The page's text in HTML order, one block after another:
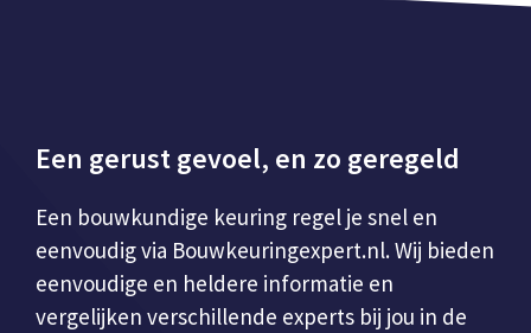
Een gerust gevoel, en zo geregeld
Een bouwkundige keuring regel je snel en
eenvoudig via Bouwkeuringexpert.nl. Wij bieden
eenvoudige en heldere informatie en
vergelijken verschillende experts bij jou in de